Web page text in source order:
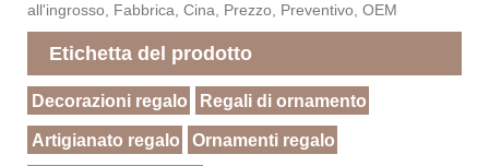
all'ingrosso, Fabbrica, Cina, Prezzo, Preventivo, OEM
Etichetta del prodotto
Decorazioni regalo Regali di ornamento
Artigianato regalo Ornamenti regalo